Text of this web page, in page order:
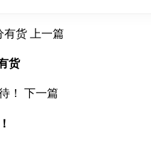
上一篇
货
下一篇